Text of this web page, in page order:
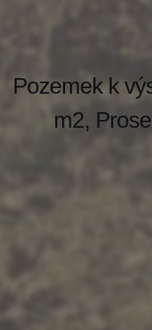
Pozemek k
m2,